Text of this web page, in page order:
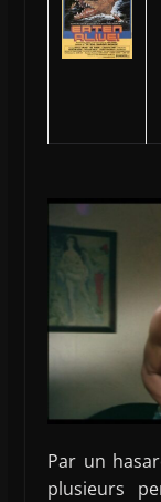
Par un
plusieurs